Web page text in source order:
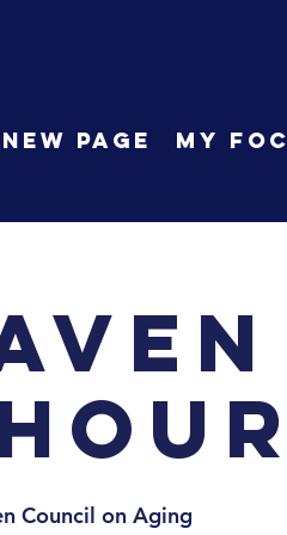
New Page My
Council on Aging